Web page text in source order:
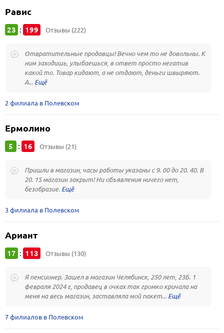
Равис
23 : 199 Отзывы (222)
Отвратительные продавцы! Вечно чем то не довольны. К
ним заходишь, улыбаешься, в ответ просто негатив
какой то. Товар кидают, а не отдают, деньги швыряют.
А...
2 филиала в Полевском
Ермолино
5 : 16 Отзывы (21)
Пришли в магазин, часы работы указаны с 9. 00 до 20. 40. В
20. 15 магазин закрыт! Ни объявления ничего нет,
безобразие.
3 филиала в Полевском
Ариант
17 : 113 Отзывы (130)
Я пенсионер. Зашел в магазин Челябинск, 250 лет, 23Б. 1
февраля 2024 г, продавец в очках так громко кричала на
меня на весь магазин, заставляла мой пакет...
7 филиалов в Полевском